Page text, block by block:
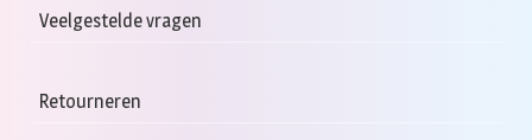
Veelgestelde vragen
Retourneren